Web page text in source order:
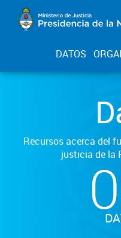
DATOS
Recursos acerca del
justicia de la